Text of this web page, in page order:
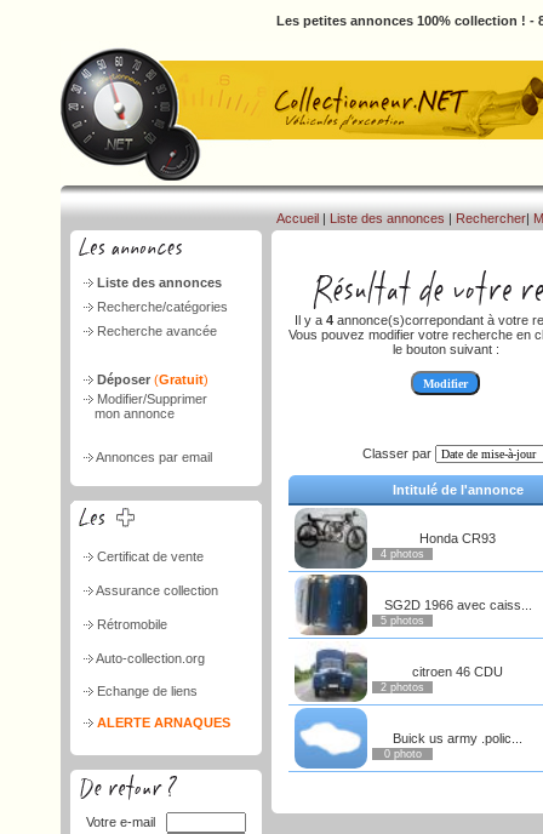
Les petites annonces 100% collection ! -
Liste des annonces
Recherche/catégories
Recherche avancée
Déposer (Gratuit)
Modifier/Supprimer
mon annonce
Annonces par email
Certificat de vente
Assurance collection
Rétromobile
Auto-collection.org
Echange de liens
ALERTE ARNAQUES
Votre e-mail
Accueil | Liste des annonces | Rechercher|
Il y a 4 annonce(s)correpondant à votre
Vous pouvez modifier votre recherche en
le bouton suivant :
Classer par
Intitulé de l'annonce
Honda CR93
4 photos
SG2D 1966 avec caiss...
5 photos
citroen 46 CDU
2 photos
Buick us army .polic...
0 photo